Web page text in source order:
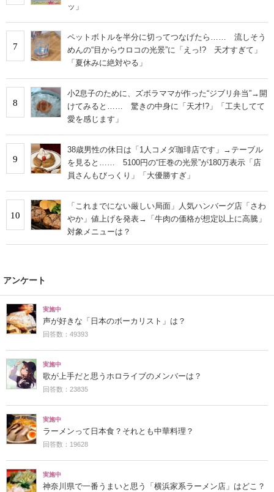
ッ」
7
ペットボトルを半分に切ってつなげたら…… 流しそう
めんの“目からウロコの光景”に「えっ!? 天才すぎて」
「夏休みに絶対やる」
8
小2息子のために、ズボラママが作った“ジブリ弁当”→開
けてみると…… 驚きの中身に「天才!?」「工夫してて
愛を感じます」
9
38歳男性の休日は「1人コメダ珈琲店です」→テーブル
を見ると…… 5100円の“圧巻の光景”が180万表示「店
員さんもびっくり」「大優勝すぎ」
10
「これまでにない厳しい局面」人気ハンバーグ店「さわ
やか」値上げを発表→「牛肉の価格が想定以上に高騰」
対象メニューは？
アンケート
実施中
声が好きな「日本のボーカリスト」は？
回答数：49393
実施中
歌が上手だと思うホロライブのメンバーは？
回答数：23835
実施中
ラーメンって日本食？それとも中華料理？
回答数：19628
実施中
神奈川県で一番うまいと思う「横浜家系ラーメン店」はどこ？